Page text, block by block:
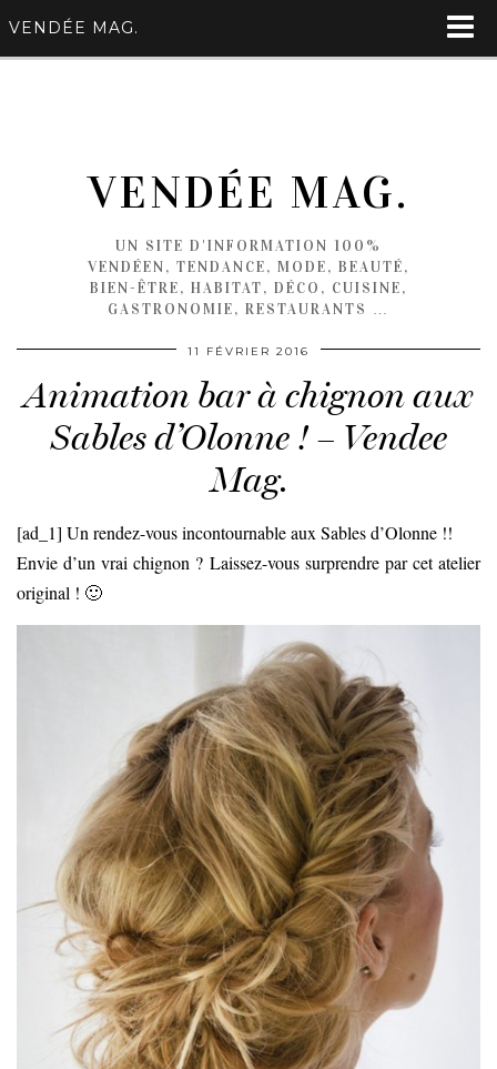
VENDÉE MAG.
VENDÉE MAG.
UN SITE D'INFORMATION 100%
VENDÉEN, TENDANCE, MODE, BEAUTÉ,
BIEN-ÊTRE, HABITAT, DÉCO, CUISINE,
GASTRONOMIE, RESTAURANTS …
11 FÉVRIER 2016
Animation bar à chignon aux
Sables d’Olonne ! – Vendee
Mag.
[ad_1] Un rendez-vous incontournable aux Sables d’Olonne !!
Envie d’un vrai chignon ? Laissez-vous surprendre par cet atelier
original ! 🙂